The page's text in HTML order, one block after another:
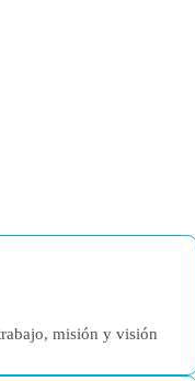
misión y visión